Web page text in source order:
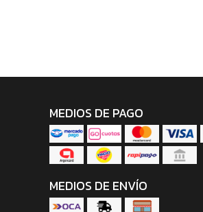
MEDIOS DE PAGO
MEDIOS DE ENVÍO